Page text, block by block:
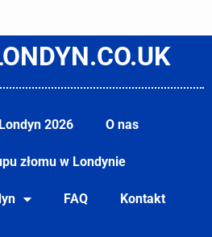
2026 O nas
złomu w Londynie
FAQ Kontakt